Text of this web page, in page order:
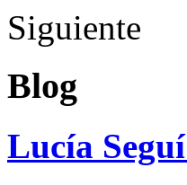
Siguiente
Blog
Lucía